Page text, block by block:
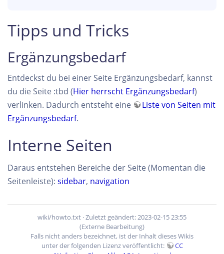
Tipps und Tricks
Ergänzungsbedarf
Entdeckst du bei einer Seite Ergänzungsbedarf, kannst
du die Seite :tbd (Hier herrscht Ergänzungsbedarf)
verlinken. Dadurch entsteht eine
Liste von Seiten mit
Ergänzungsbedarf.
Interne Seiten
Daraus entstehen Bereiche der Seite (Momentan die
Seitenleiste): sidebar, navigation
wiki/howto.txt · Zuletzt geändert: 2023-02-15 23:55
(Externe Bearbeitung)
Falls nicht anders bezeichnet, ist der Inhalt dieses Wikis
unter der folgenden Lizenz veröffentlicht:
CC